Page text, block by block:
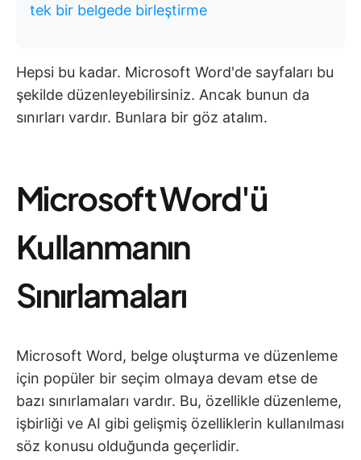
tek bir belgede birleştirme
Hepsi bu kadar. Microsoft Word'de sayfaları bu
şekilde düzenleyebilirsiniz. Ancak bunun da
sınırları vardır. Bunlara bir göz atalım.
Microsoft Word'ü
Kullanmanın
Sınırlamaları
Microsoft Word, belge oluşturma ve düzenleme
için popüler bir seçim olmaya devam etse de
bazı sınırlamaları vardır. Bu, özellikle düzenleme,
işbirliği ve AI gibi gelişmiş özelliklerin kullanılması
söz konusu olduğunda geçerlidir.